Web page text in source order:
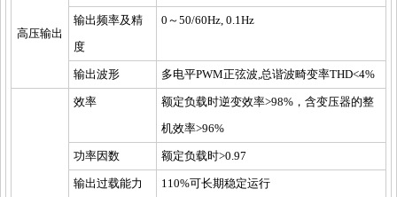
高压输出
输出频率及精
度
0～50/60Hz, 0.1Hz
输出波形 多电平PWM正弦波,总谐波畸变率THD<4%
效率
额定负载时逆变效率>98%，含变压器的整
机效率>96%
功率因数 额定负载时>0.97
输出过载能力
110%可长期稳定运行